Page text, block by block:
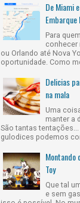
De Miami
Embarque
Para
conhecer
ou Orlando até Nova
oportunidade. Como
Delicias
na mala
Uma
manter a
São tantas
gulodices podemos
Montando
Toy
Que tal
e sem